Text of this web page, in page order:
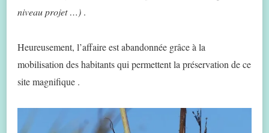
niveau projet …) .
Heureusement, l’affaire est abandonnée grâce à la
mobilisation des habitants qui permettent la préservation de ce
site magnifique .